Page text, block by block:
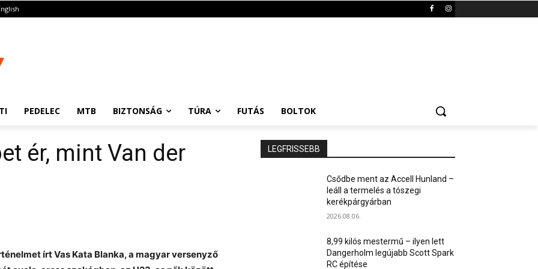
PEDELEC MTB BIZTONSÁG TÚRA FUTÁS BOLTOK
ér, mint Van der
írt Vas Kata Blanka, a magyar versenyző
LEGFRISSEBB
Csődbe ment az Accell Hunland –
leáll a termelés a tószegi
kerékpárgyárban
2026.08.06.
8,99 kilós mestermű – ilyen lett
Dangerholm legújabb Scott Spark
RC építése